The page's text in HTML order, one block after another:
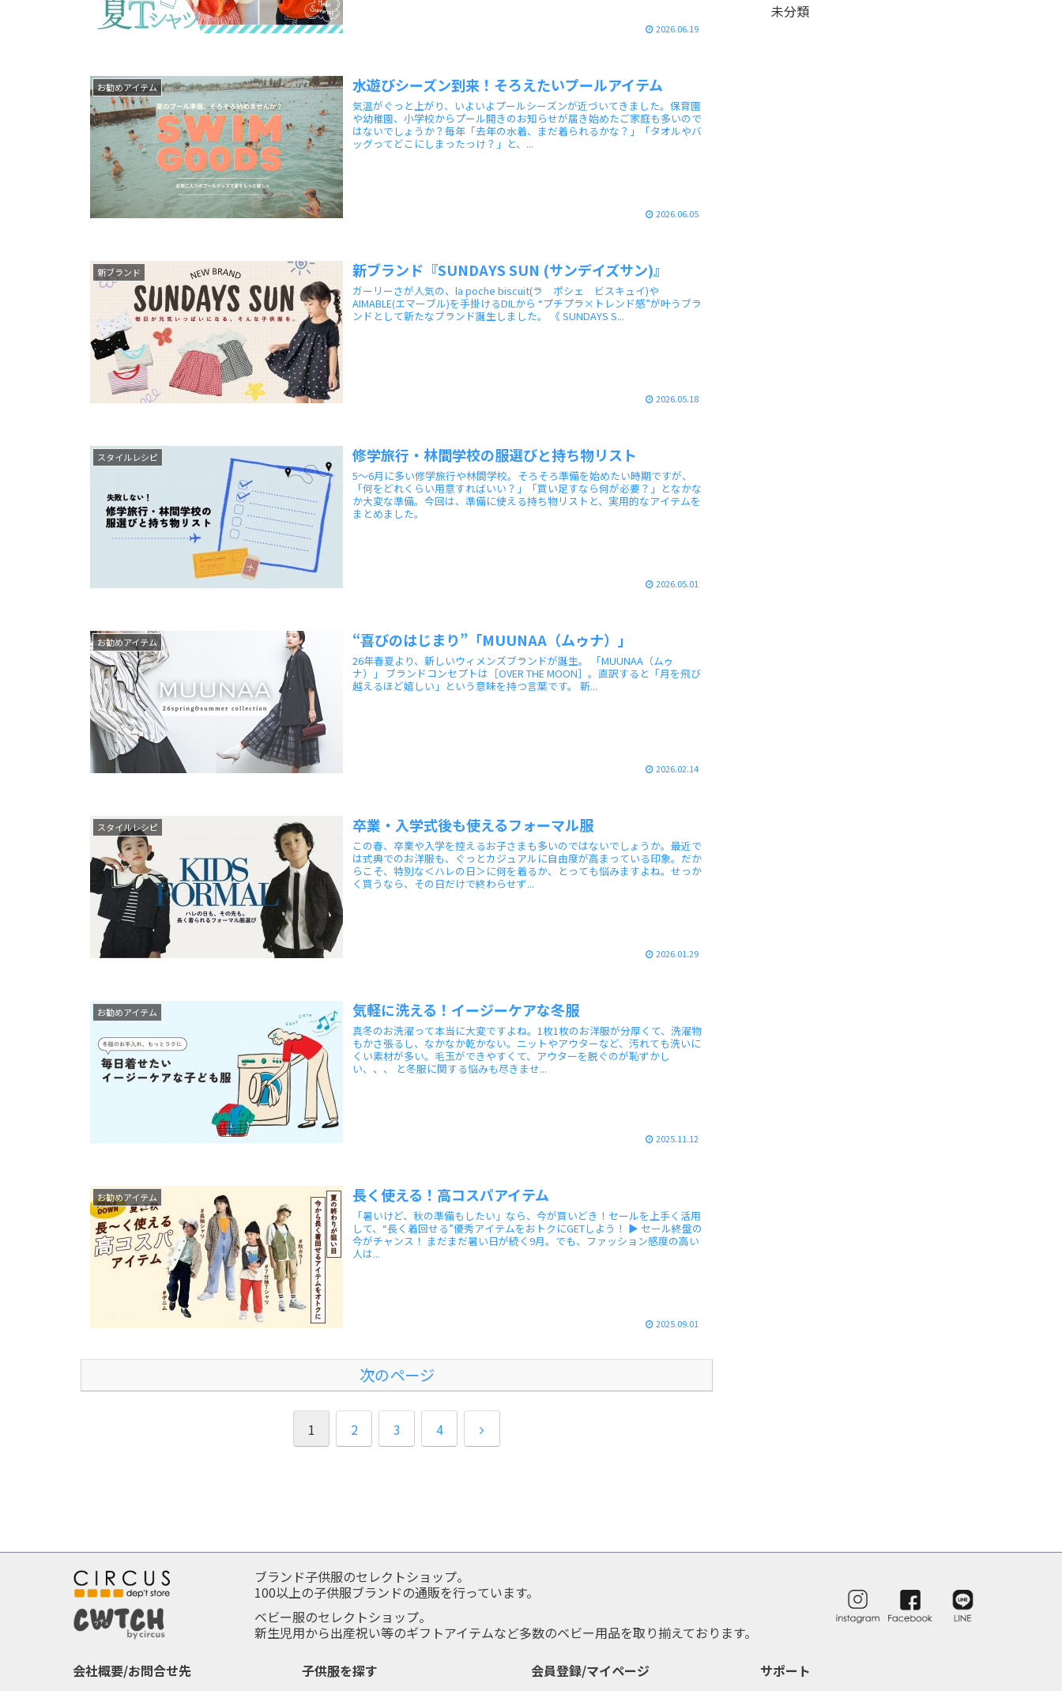
2026.06.19
お勧めアイテム 水遊びシーズン到来！そろえたいプールアイテム
気温がぐっと上がり、いよいよプールシーズンが近づいてきました。保育園
や幼稚園、小学校からプール開きのお知らせが届き始めたご家庭も多いので
はないでしょうか？毎年「去年の水着、まだ着られるかな？」「タオルやバ
ッグってどこにしまったっけ？」と、...
2026.06.05
新ブランド 新ブランド『SUNDAYS SUN (サンデイズサン)』
ガーリーさが人気の、la poche biscuit(ラ ポシェ ビスキュイ)や
AIMABLE(エマーブル)を手掛けるDILから “プチプラ×トレンド感”が叶うブラ
ンドとして新たなブランド誕生しました。 《 SUNDAYS S...
2026.05.18
スタイルレシピ 修学旅行・林間学校の服選びと持ち物リスト
5～6月に多い修学旅行や林間学校。そろそろ準備を始めたい時期ですが、
「何をどれくらい用意すればいい？」「買い足すなら何が必要？」となかな
か大変な準備。今回は、準備に使える持ち物リストと、実用的なアイテムを
まとめました。
2026.05.01
お勧めアイテム “喜びのはじまり”「MUUNAA（ムゥナ）」
26年春夏より、新しいウィメンズブランドが誕生。 「MUUNAA（ムゥ
ナ）」 ブランドコンセプトは［OVER THE MOON］。直訳すると「月を飛び
越えるほど嬉しい」という意味を持つ言葉です。 新...
2026.02.14
スタイルレシピ 卒業・入学式後も使えるフォーマル服
この春、卒業や入学を控えるお子さまも多いのではないでしょうか。最近で
は式典でのお洋服も、ぐっとカジュアルに自由度が高まっている印象。だか
らこそ、特別な＜ハレの日＞に何を着るか、とっても悩みますよね。せっか
く買うなら、その日だけで終わらせず...
2026.01.29
お勧めアイテム 気軽に洗える！イージーケアな冬服
真冬のお洗濯って本当に大変ですよね。1枚1枚のお洋服が分厚くて、洗濯物
もかさ張るし、なかなか乾かない。ニットやアウターなど、汚れても洗いに
くい素材が多い。毛玉ができやすくて、アウターを脱ぐのが恥ずかし
い、、、 と冬服に関する悩みも尽きませ...
2025.11.12
お勧めアイテム 長く使える！高コスパアイテム
「暑いけど、秋の準備もしたい」なら、今が買いどき！セールを上手く活用
して、“長く着回せる”優秀アイテムをおトクにGETしよう！ ▶ セール終盤の
今がチャンス！ まだまだ暑い日が続く9月。でも、ファッション感度の高い
人は...
2025.09.01
次のページ
1 2 3 4
未分類
ブランド子供服のセレクトショップ。
100以上の子供服ブランドの通販を行っています。
ベビー服のセレクトショップ。
新生児用から出産祝い等のギフトアイテムなど多数のベビー用品を取り揃えております。
会社概要/お問合せ先
子供服を探す 会員登録/マイページ サポート